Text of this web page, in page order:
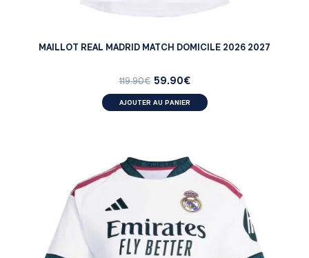
MAILLOT REAL MADRID MATCH DOMICILE 2026 2027
119.90€ 59.90€
AJOUTER AU PANIER